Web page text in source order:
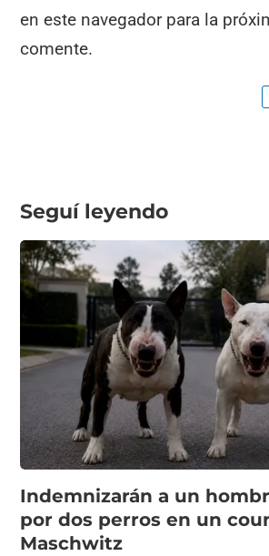
en este navegador para la
comente.
Seguí leyendo
Indemnizarán a un
por dos perros en un
Maschwitz